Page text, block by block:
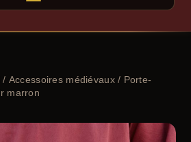
/ Accessoires médiévaux/ Porte-
marron